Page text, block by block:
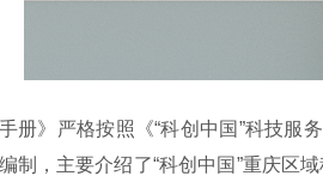
册》严格按照《“科创中国”科技服
制，主要介绍了“科创中国”重庆区